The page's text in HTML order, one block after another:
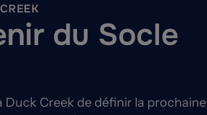
du Socle
Creek de définir la prochaine